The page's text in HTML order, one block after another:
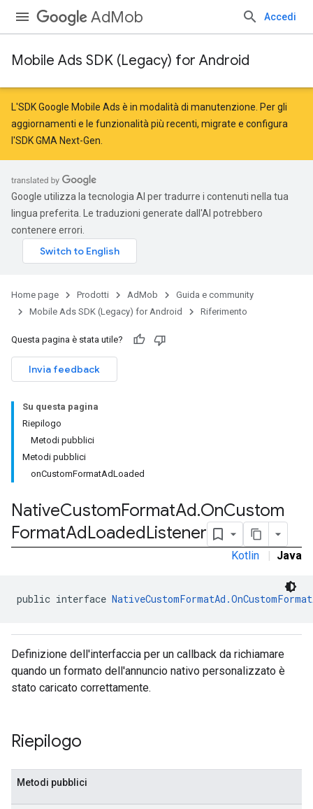
AdMob Accedi
Mobile Ads SDK (Legacy) for Android
L'SDK Google Mobile Ads è in modalità di manutenzione. Per gli
aggiornamenti e le funzionalità più recenti, migrate e configura
l'SDK GMA Next-Gen
Google utilizza la tecnologia AI per tradurre i contenuti nella tua
lingua preferita. Le traduzioni generate dall'AI potrebbero
contenere errori.
Home page Prodotti AdMob
Guida e community
Mobile Ads SDK (Legacy) for Android
Riferimento
Questa pagina è stata utile?
Invia feedback
Su questa pagina
Riepilogo
Metodi pubblici
Metodi pubblici
onCustomFormatAdLoaded
NativeCustomFormatAd.OnCustom
FormatAdLoadedListener
Kotlin | Java
public interface
Definizione dell'interfaccia per un callback da richiamare
quando un formato dell'annuncio nativo personalizzato è
stato caricato correttamente.
Riepilogo
Metodi pubblici